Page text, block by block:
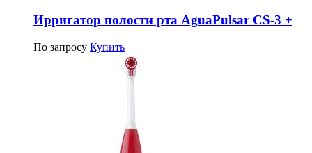
Ирригатор полости рта AguaPulsar CS-3 +
По запросу Купить